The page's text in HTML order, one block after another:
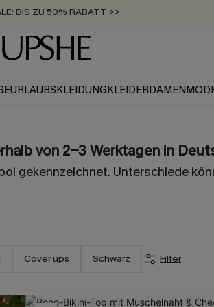
BIS ZU 50% RABATT >>
BIS ZU -20% EXTRA ERHALTEN
VERSAND AB 89 €
URLAUBSKLEIDUNGKLEIDER
von 2-3 Werktagen in
gekennzeichnet. Unterschiede
Cover ups Schwarz Filter